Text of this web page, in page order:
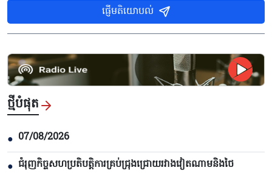
ផ្ញើមតិយោបល់
ថ្មីបំផុត
● 07/08/2026
● ជំរុញកិច្ចសហប្រតិបត្តិការគ្រប់ជ្រុងជ្រោយរវាងវៀតណាមនិងថៃ